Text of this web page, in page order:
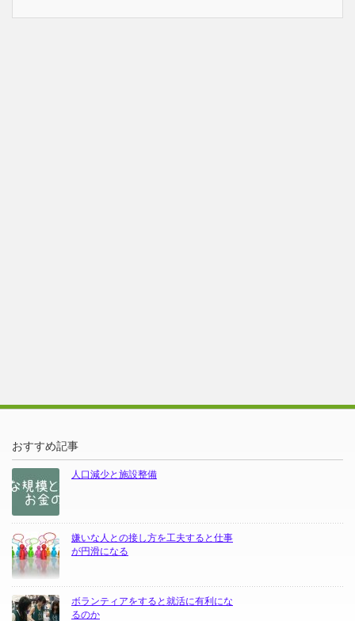
おすすめ記事
人口減少と施設整備
嫌いな人との接し方を工夫すると仕事
が円滑になる
ボランティアをすると就活に有利にな
るのか